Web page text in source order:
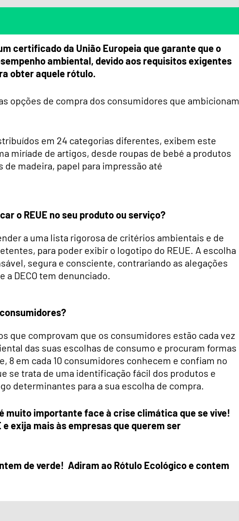
certificado da União Europeia que garante que o
ambiental, devido aos requisitos exigentes
obter aquele rótulo.
opções de compra dos consumidores que ambicionam
em 24 categorias diferentes, exibem este
miríade de artigos, desde roupas de bebé a produtos
de madeira, papel para impressão até
o REUE no seu produto ou serviço?
a uma lista rigorosa de critérios ambientais e de
para poder exibir o logotipo do REUE. A escolha
segura e consciente, contrariando as alegações
a DECO tem denunciado.
que comprovam que os consumidores estão cada vez
das suas escolhas de consumo e procuram formas
8 em cada 10 consumidores conhecem e confiam no
se trata de uma identificação fácil dos produtos e
determinantes para a sua escolha de compra.
muito importante face à crise climática que se vive!
exija mais às empresas que querem ser
de verde! Adiram ao Rótulo Ecológico e contem